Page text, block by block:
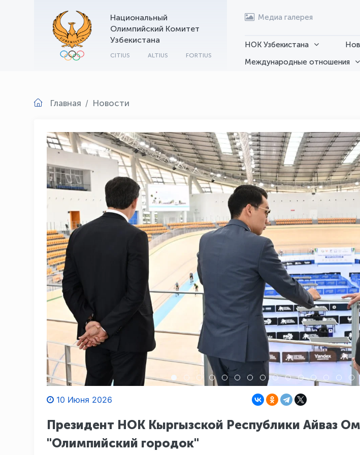
Национальный
Олимпийский Комитет
Узбекистана
CITIUS ALTIUS FORTIUS
Медиа галерея
НОК Узбекистана
Международные отношения
Главная Новости
10 Июня 2026
Президент НОК Кыргызской Республики Айваз
"Олимпийский городок"